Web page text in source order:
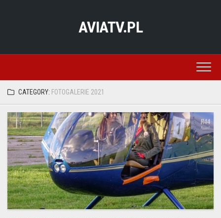
AVIATV.PL
CATEGORY: FOTOGALERIE 2021